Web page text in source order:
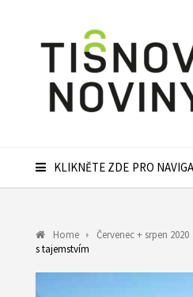
KLIKNĚTE ZDE PRO
Home Červenec + srpen 2020
s tajemstvím